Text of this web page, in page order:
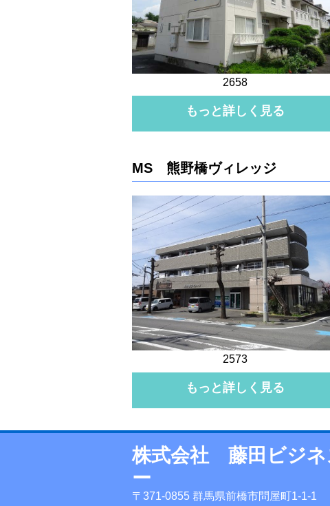
2658
もっと詳しく見る
MS 熊野橋ヴィレッジ
2573
もっと詳しく見る
株式会社 藤田ビジネ
ー
〒371-0855 群馬県前橋市問屋町1-1-1